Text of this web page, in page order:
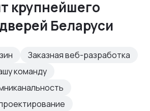
крупнейшего
Беларуси
Заказная веб-разработка
команду